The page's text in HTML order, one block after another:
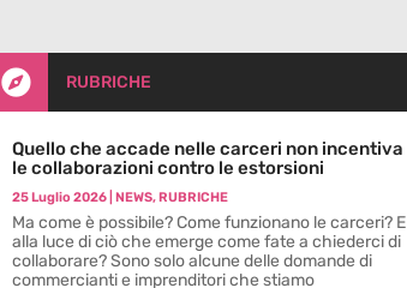
 RUBRICHE
Quello che accade nelle carceri non incentiva
le collaborazioni contro le estorsioni
25 Luglio 2026| NEWS,RUBRICHE
Ma come è possibile? Come funzionano le carceri? E
alla luce di ciò che emerge come fate a chiederci di
collaborare? Sono solo alcune delle domande di
commercianti e imprenditori che stiamo